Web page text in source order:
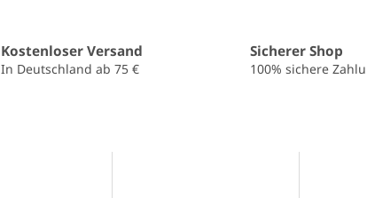
Kostenloser Versand
In Deutschland ab 75 €
Sicherer Shop
100% sichere